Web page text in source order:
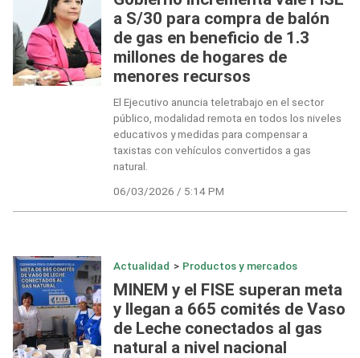
a S/30 para compra de balón
de gas en beneficio de 1.3
millones de hogares de
menores recursos
El Ejecutivo anuncia teletrabajo en el sector
público, modalidad remota en todos los niveles
educativos y medidas para compensar a
taxistas con vehículos convertidos a gas
natural.
06/03/2026 / 5:14 PM
Actualidad > Productos y mercados
MINEM y el FISE superan meta
y llegan a 665 comités de Vaso
de Leche conectados al gas
natural a nivel nacional